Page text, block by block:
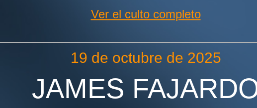
Ver el culto completo
19 de octubre de 2025
JAMES